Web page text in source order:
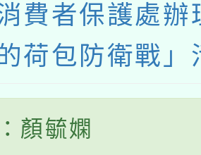
費者保護處辦
荷包防衛戰」
顏毓嫻